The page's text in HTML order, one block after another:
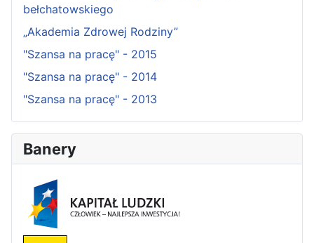
bełchatowskiego
„Akademia Zdrowej Rodziny”
"Szansa na pracę" - 2015
"Szansa na pracę" - 2014
"Szansa na pracę" - 2013
Banery